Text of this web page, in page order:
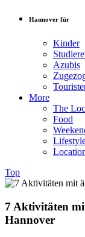
Hannover für
Kinder
Azubis
More
The
Food
Top
7 Aktivitäten
Hannover